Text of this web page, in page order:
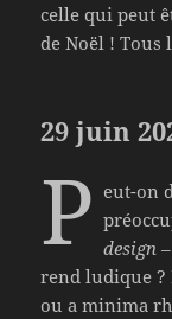
celle qui peut
de Noël !
29 juin
P eut-on
design
rend ludique ?
ou a minima